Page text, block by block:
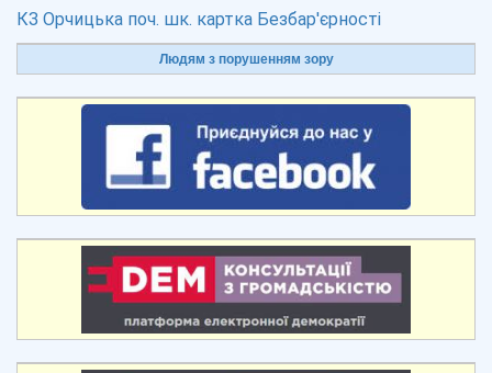
КЗ Орчицька поч. шк. картка Безбар'єрності
Людям з порушенням зору